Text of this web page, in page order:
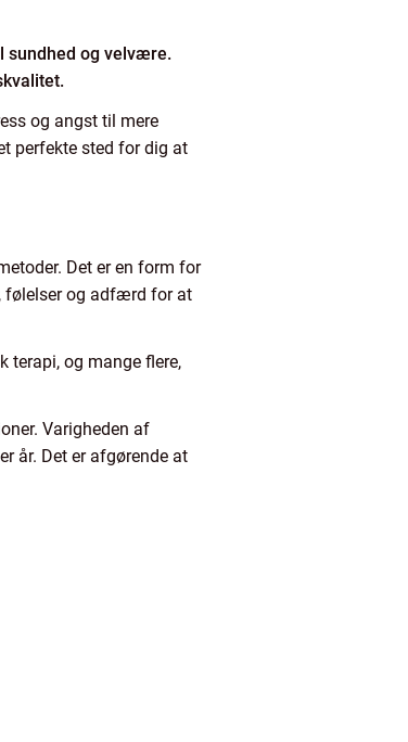
sundhed og velvære.
og angst til mere
perfekte sted for dig at
Det er en form for
følelser og adfærd for at
terapi, og mange flere,
Varigheden af
år. Det er afgørende at